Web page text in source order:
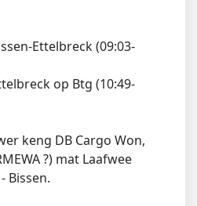
Ettelbreck (09:03-
op Btg (10:49-
keng DB Cargo Won,
?) mat Laafwee
Bissen.